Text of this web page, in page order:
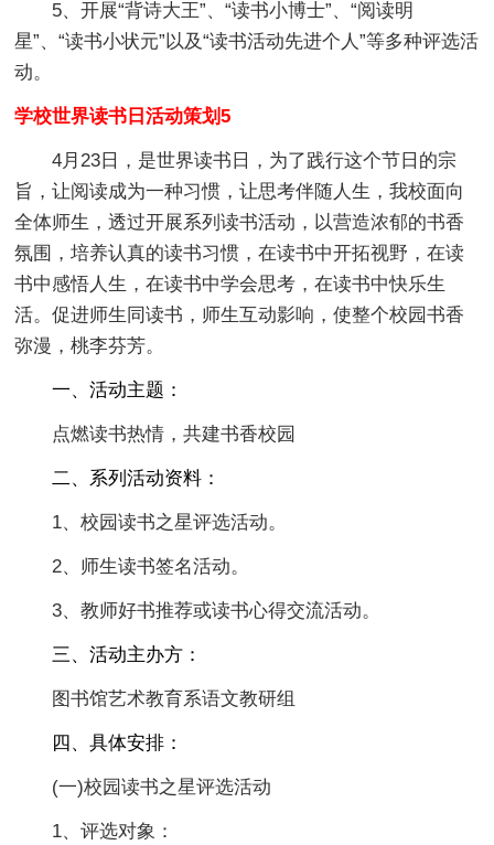
5、开展“背诗大王”、“读书小博士”、“阅读明
星”、“读书小状元”以及“读书活动先进个人”等多种评选活
动。
学校世界读书日活动策划5
4月23日，是世界读书日，为了践行这个节日的宗
旨，让阅读成为一种习惯，让思考伴随人生，我校面向
全体师生，透过开展系列读书活动，以营造浓郁的书香
氛围，培养认真的读书习惯，在读书中开拓视野，在读
书中感悟人生，在读书中学会思考，在读书中快乐生
活。促进师生同读书，师生互动影响，使整个校园书香
弥漫，桃李芬芳。
一、活动主题：
点燃读书热情，共建书香校园
二、系列活动资料：
1、校园读书之星评选活动。
2、师生读书签名活动。
3、教师好书推荐或读书心得交流活动。
三、活动主办方：
图书馆艺术教育系语文教研组
四、具体安排：
(一)校园读书之星评选活动
1、评选对象：